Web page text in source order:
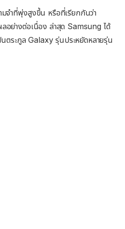
จำที่พุ่งสูงขึ้น หรือที่เรียกกันว่า
อย่างต่อเนื่อง ล่าสุด Samsung ได้
ตระกูล Galaxy รุ่นประหยัดหลายรุ่น